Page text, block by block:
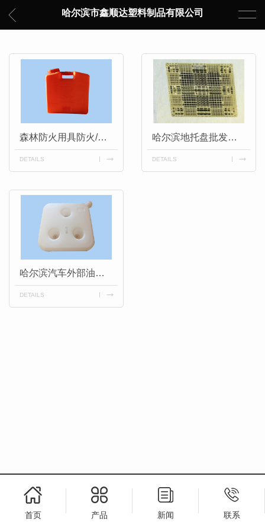
哈尔滨市鑫顺达塑料制品有限公司
森林防火用具防火/防风塑料桶生产
DETAILS
哈尔滨地托盘批发厂家
DETAILS
哈尔滨汽车外部油炉10升塑料桶
DETAILS
首页 产品 新闻 联系